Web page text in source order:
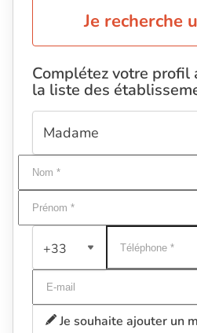
Je recherche
Complétez votre profil
la liste des
+33
Je souhaite ajouter un